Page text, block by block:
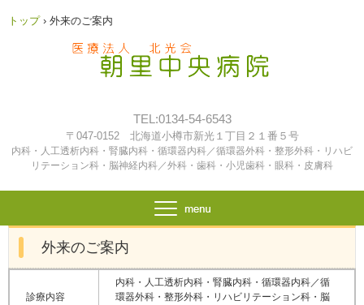
トップ › 外来のご案内
TEL:0134-54-6543
〒047-0152 北海道小樽市新光１丁目２１番５号
内科・人工透析内科・腎臓内科・循環器内科／循環器外科・整形外科・リハビ
リテーション科・脳神経内科／外科・歯科・小児歯科・眼科・皮膚科
外来のご案内
診療内容
内科・人工透析内科・腎臓内科・循環器内科／循
環器外科・整形外科・リハビリテーション科・脳